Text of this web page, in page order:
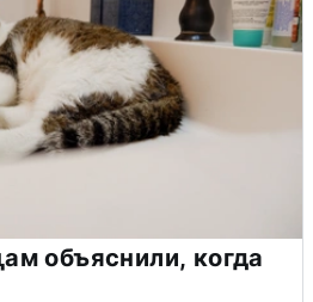
объяснили, когда